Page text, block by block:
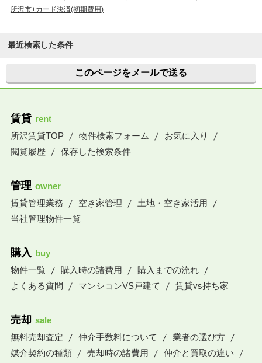
所沢市+カード決済(初期費用)
最近検索した条件
このページをメールで送る
賃貸 rent
所沢賃貸TOP
物件検索フォーム
お気に入り
閲覧履歴
保存した検索条件
管理 owner
賃貸管理業務
空き家管理
土地・空き家活用
当社管理物件一覧
購入 buy
物件一覧
購入時の諸費用
購入までの流れ
よくある質問
マンションVS戸建て 賃貸vs持ち家
売却 sale
無料売却査定
仲介手数料について
業者の選び方
媒介契約の種類
売却時の諸費用
仲介と買取の違い